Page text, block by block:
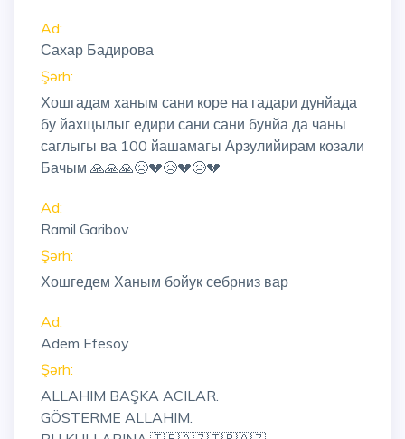
Ad:
Сахар Бадирова
Şərh:
Хошгадам ханым сани коре на гадари дунйада
бу йахщылыг едири сани сани бунйа да чаны
саглыгы ва 100 йашамагы Арзулийирам козали
Бачым 🙏🙏🙏😥💔😥💔😥💔
Ad:
Ramil Garibov
Şərh:
Хошгедем Ханым бойук себрниз вар
Ad:
Adem Efesoy
Şərh:
ALLAHIM BAŞKA ACILAR.
GÖSTERME ALLAHIM.